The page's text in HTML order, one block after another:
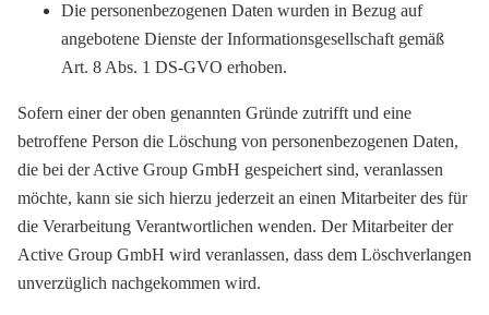
Die personenbezogenen Daten wurden in Bezug auf
angebotene Dienste der Informationsgesellschaft gemäß
Art. 8 Abs. 1 DS-GVO erhoben.
Sofern einer der oben genannten Gründe zutrifft und eine
betroffene Person die Löschung von personenbezogenen Daten,
die bei der Active Group GmbH gespeichert sind, veranlassen
möchte, kann sie sich hierzu jederzeit an einen Mitarbeiter des für
die Verarbeitung Verantwortlichen wenden. Der Mitarbeiter der
Active Group GmbH wird veranlassen, dass dem Löschverlangen
unverzüglich nachgekommen wird.